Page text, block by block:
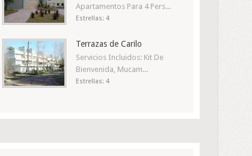
Apartamentos Para 4 Pers...
Estrellas: 4
Terrazas de Carilo
Servicios Incluidos: Kit De
Bienvenida, Mucam...
Estrellas: 4